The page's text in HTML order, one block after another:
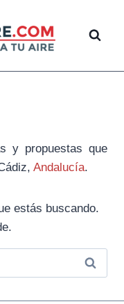
y propuestas que
Andalucía.
estás buscando.